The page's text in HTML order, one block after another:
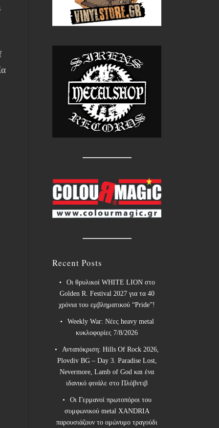
Recent Posts
Οι θρυλικοί WHITE LION στο
Golden R. Festival 2027 για τα 40
χρόνια του εμβληματικού “Pride”!
Weekly War: Νέες heavy metal
κυκλοφορίες 7/8/2026
Ανταπόκριση: Hills Of Rock 2026,
Plovdiv BG – Day 3. Paradise Lost,
Nevermore, Lamb of God και ένα
ιδανικό φινάλε στο Πλόβντιβ
Οι Γερμανοί πρωτοπόροι του
συμφωνικού metal XANDRIA
παρουσιάζουν το ομώνυμο τραγούδι